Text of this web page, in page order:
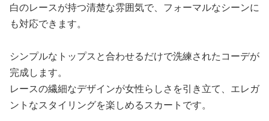
白のレースが持つ清楚な雰囲気で、フォーマルなシーンに
も対応できます。
シンプルなトップスと合わせるだけで洗練されたコーデが
完成します。
レースの繊細なデザインが女性らしさを引き立て、エレガ
ントなスタイリングを楽しめるスカートです。